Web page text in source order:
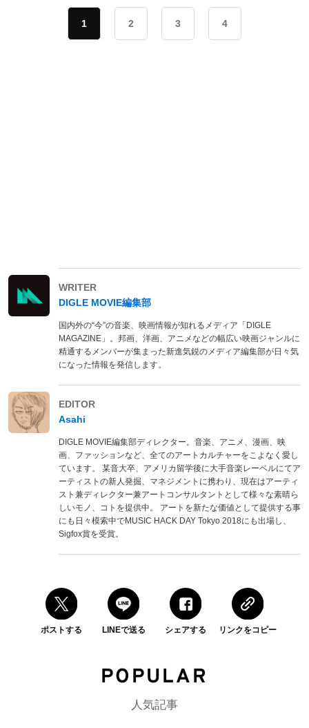
1 2 3 4
WRITER
DIGLE MOVIE編集部
国内外の“今”の音楽、映画情報が知れるメディア「DIGLE
MAGAZINE」。邦画、洋画、アニメなどの幅広い映画ジャンルに
精通するメンバーが集まった新進気鋭のメディア編集部が日々気
になった情報を発信します。
EDITOR
Asahi
DIGLE MOVIE編集部ディレクター。音楽、アニメ、漫画、映
画、ファッションなど、全てのアートカルチャーをこよなく愛し
ています。 某音大卒、アメリカ留学後に大手音楽レーベルにてア
ーティストの新人発掘、マネジメントに携わり、現在はアーティ
スト兼ディレクター兼アートコンサルタントとして様々な素晴ら
しいモノ、コトを提供中。 アートを新たな価値として提供する事
にも日々模索中でMUSIC HACK DAY Tokyo 2018にも出場し、
Sigfox賞を受賞。
ポストする LINEで送る シェアする リンクをコピー
POPULAR
人気記事